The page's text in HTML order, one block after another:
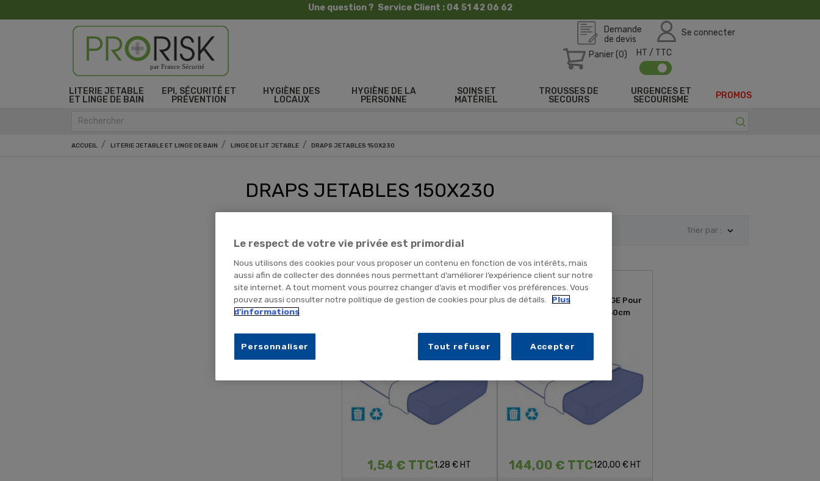
Une question ? Service Client : 04 51 42 06 62
par France Sécurité
Demande
de devis
Se connecter
Panier (0) HT / TTC
LITERIE JETABLE
ET LINGE DE BAIN
EPI, SÉCURITÉ ET
PRÉVENTION
HYGIÈNE DES
LOCAUX
HYGIÈNE DE LA
PERSONNE
SOINS ET
MATÉRIEL
TROUSSES DE
SECOURS
URGENCES ET
SECOURISME
PROMOS
ACCUEIL LITERIE JETABLE ET LINGE DE BAIN LINGE DE LIT JETABLE DRAPS JETABLES 150X230
DRAPS JETABLES 150X230
Trier par : 
Drap Plat Jetable CONFORT Pour
1,54 € TTC1,28 € HT
Drap Plat Jetable PRESTIGE Pour
Lit 1 Personne - 150x230cm
144,00 € TTC120,00 € HT
Le respect de votre vie privée est primordial
Nous utilisons des cookies pour vous proposer un contenu en fonction de vos intérêts, mais
aussi afin de collecter des données nous permettant d’améliorer l’expérience client sur notre
site internet. A tout moment vous pourrez changer d’avis et modifier vos préférences. Vous
pouvez aussi consulter notre politique de gestion de cookies pour plus de détails.
Plus
d'informations
Personnaliser Tout refuser Accepter